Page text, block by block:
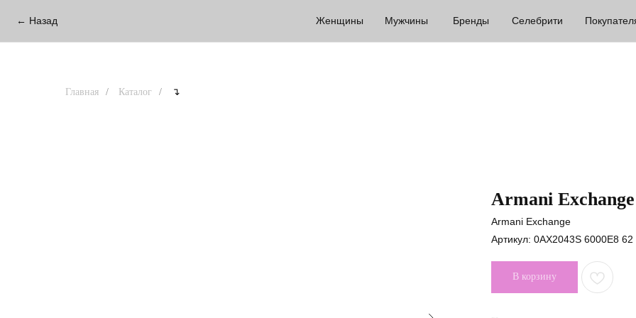
Селебрити
Женщины Бренды
Мужчины
← Назад
Главная / Каталог / ↴
Armani Exchange
Armani Exchange
Артикул: 0AX2043S 6000E8 62
В корзину